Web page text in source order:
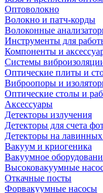
Оптоволокно
Волокно и патч-корды
Волоконные
Инструменты для
Компоненты и
Системы
Оптические плиты и
Виброопоры и
Оптические столы и
Аксессуары
Детекторы излучения
Детекторы для счета
Детекторы на
Вакуум и криогеника
Вакуумное
Высоковакуумные
Откачные посты
Форвакуумные насосы